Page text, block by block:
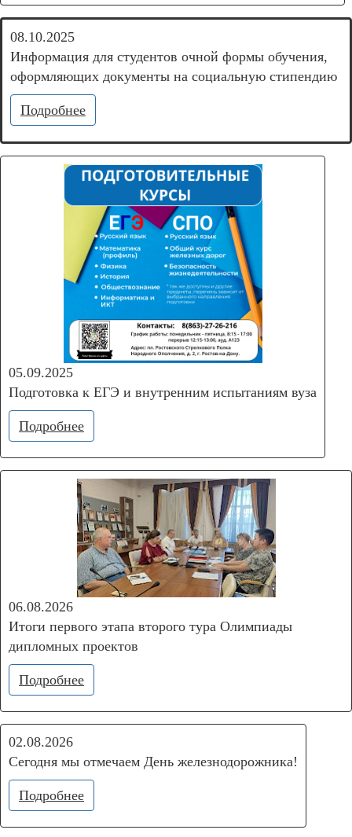
08.10.2025
Информация для студентов очной формы обучения,
оформляющих документы на социальную стипендию
Подробнее
05.09.2025
Подготовка к ЕГЭ и внутренним испытаниям вуза
Подробнее
06.08.2026
Итоги первого этапа второго тура Олимпиады
дипломных проектов
Подробнее
02.08.2026
Сегодня мы отмечаем День железнодорожника!
Подробнее